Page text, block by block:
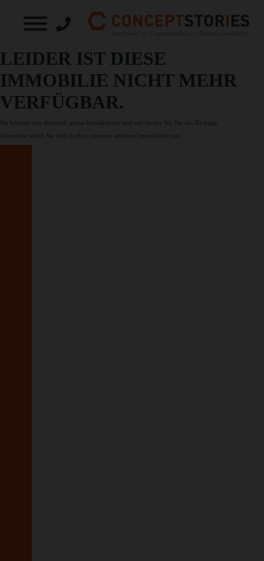
LEIDER IST DIESE
IMMOBILIE NICHT MEHR
VERFÜGBAR.
Sie können uns dennoch gerne kontaktieren
und wir finden für Sie das Richtige.
Alternativ sehen Sie sich doch in unseren
anderen Immobilien um!